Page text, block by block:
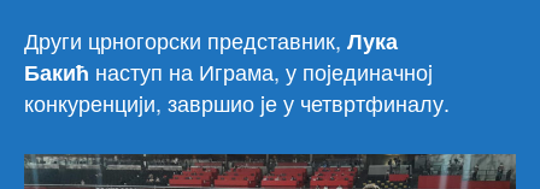
Други црногорски представник, Лука
Бакић наступ на Играма, у поjединачноj
конкуренциjи, завршио jе у четвртфиналу.